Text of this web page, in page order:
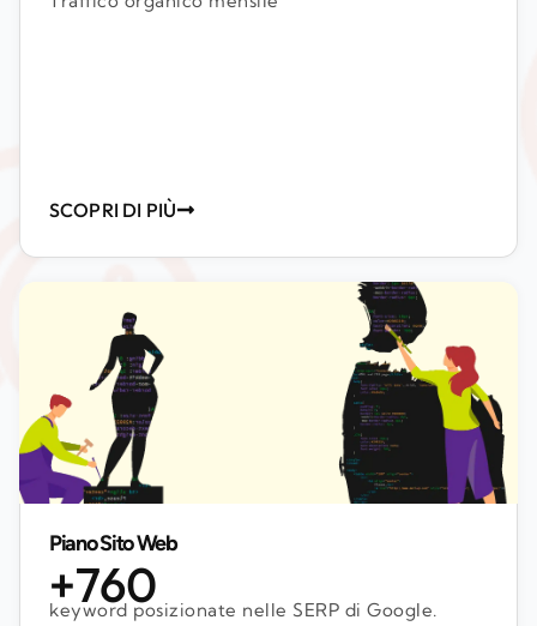
SCOPRI DI PIÙ
Piano Sito Web
+760
keyword posizionate nelle SERP di Google.